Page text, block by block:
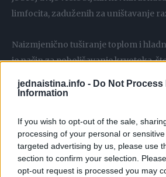
jednaistina.info - Do Not Process
Information
If you wish to opt-out of the sale,
processing of your personal or
targeted advertising by us, please use
section to confirm your selection.
opt-out request is processed you may
limfocita, zaduženih za uništavanje
Naizmjenično tuširanje toplom i
je način za poboljšavanje krvotoka,
cjelokupni kardiovaskularni sistem.
izložene hladnoj vodi, što privremeno
Hladan tuš izaziva blagi stres koji
vlastitu temperaturu. Ta se pojava
odnosno stvaranje topline. Imate li